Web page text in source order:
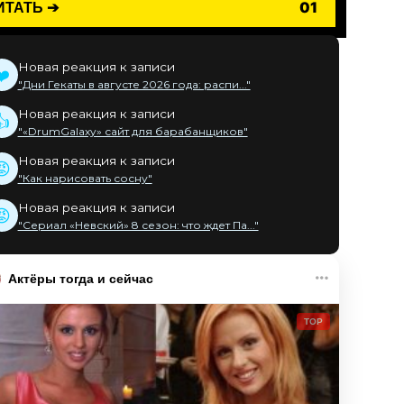
➔ 01
Новая реакция к записи
"Дни Гекаты в августе 2026 года: распи..."
Новая реакция к записи
"«DrumGalaxy» сайт для барабанщиков"
Новая реакция к записи
"Как нарисовать сосну"
Новая реакция к записи
"Сериал «Невский» 8 сезон: что ждет Па..."
Актёры тогда и сейчас
TOP